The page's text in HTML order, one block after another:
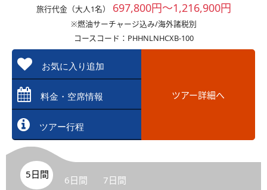
旅行代金（大人1名） 697,800円～1,216,900円
※燃油サーチャージ込み/海外諸税別
コースコード：PHHNLNHCXB-100
お気に入り追加
料金・空席情報
ツアー行程
ツアー詳細へ
5日間 6日間 7日間